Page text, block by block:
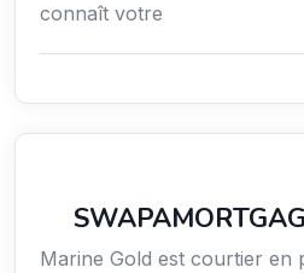
connaît votre
Marine Gold est courtier en